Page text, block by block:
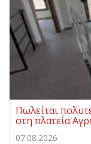
Πωλείται
στη πλατεία
07.08.2026